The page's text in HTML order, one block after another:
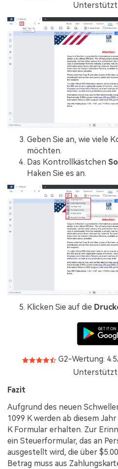
Unterstützt
Geben Sie an, wie viele
möchten.
Das Kontrollkästchen
Haken Sie es an.
Klicken Sie auf die
G2-Wertung: 4.5/
Unterstützt
Fazit
Aufgrund des neuen
1099 K werden ab diesem
K Formular erhalten. Zur
ein Steuerformular, das an
ausgestellt wird, die über
Betrag muss aus